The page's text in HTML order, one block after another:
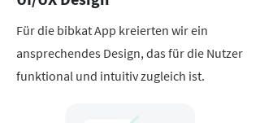
Für die bibkat App kreierten wir ein
ansprechendes Design, das für die Nutzer
funktional und intuitiv zugleich ist.